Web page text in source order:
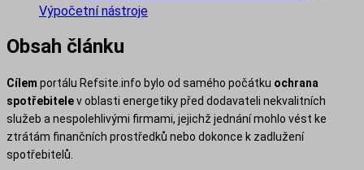
Výpočetní nástroje
Obsah článku
Cílem portálu Refsite.info bylo od samého počátku ochrana
spotřebitelev oblasti energetiky před dodavateli nekvalitních
služeb a nespolehlivými firmami, jejichž jednání mohlo vést ke
ztrátám finančních prostředků nebo dokonce k zadlužení
spotřebitelů.